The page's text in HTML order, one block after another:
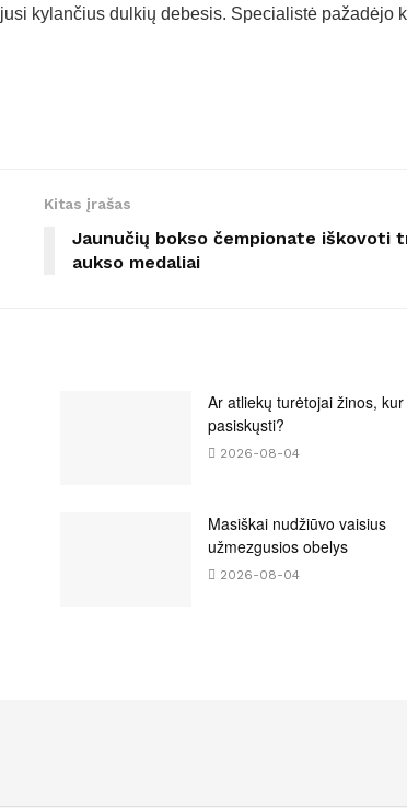
kylančius dulkių debesis. Specialistė pažadėjo
Kitas įrašas
Jaunučių bokso čempionate iškovoti
aukso medaliai
Ar atliekų turėtojai žinos,
pasiskųsti?
2026-08-04
Masiškai nudžiūvo vaisius
užmezgusios obelys
2026-08-04